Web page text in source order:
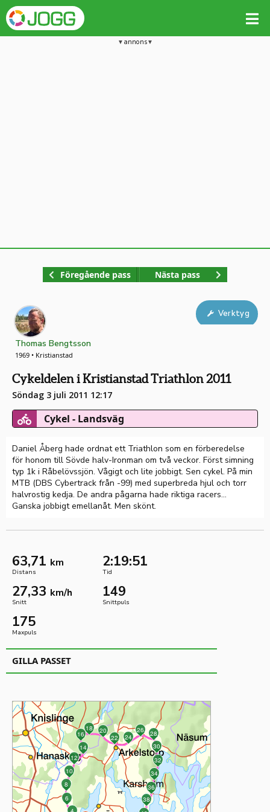
annons
Föregående pass Nästa pass
Thomas Bengtsson
1969 • Kristianstad
Cykeldelen i Kristianstad Triathlon 2011
Söndag 3 juli 2011 12:17
Cykel - Landsväg
Verktyg
Daniel Åberg hade ordnat ett Triathlon som en förberedelse
för honom till Sövde halv-Ironman om två veckor. Först simning
typ 1k i Råbelövssjön. Vågigt och lite jobbigt. Sen cykel. På min
MTB (DBS Cybertrack från -99) med superbreda hjul och torr
halvrostig kedja. De andra pågarna hade riktiga racers...
Ganska jobbigt emellanåt. Men skönt.
63,71 km
Distans
2:19:51
Tid
27,33 km/h
Snitt
149
Snittpuls
175
Maxpuls
GILLA PASSET
32
16
8
24
12
20 28
36
6
10
14
18
22
26
30
34
38